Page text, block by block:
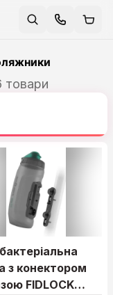
товари
з конектором
FIDLOCK